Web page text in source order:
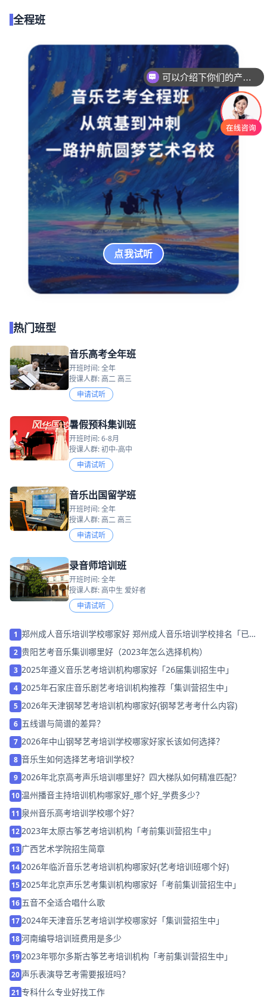
全程班
点我试听
热门班型
音乐高考全年班
开班时间: 全年
授课人群: 高二 高三
申请试听
暑假预科集训班
开班时间: 6-8月
授课人群: 初中-高中
申请试听
音乐出国留学班
开班时间: 全年
授课人群: 高二 高三
申请试听
录音师培训班
开班时间: 全年
授课人群: 高中生 爱好者
申请试听
1 郑州成人音乐培训学校哪家好 郑州成人音乐培训学校排名「已解
决」
2 贵阳艺考音乐集训哪里好（2023年怎么选择机构）
3 2025年遵义音乐艺考培训机构哪家好「26届集训招生中」
4 2025年石家庄音乐剧艺考培训机构推荐「集训营招生中」
5 2026年天津钢琴艺考培训机构哪家好(钢琴艺考考什么内容)
6 五线谱与简谱的差异？
7 2026年中山钢琴艺考培训学校哪家好家长该如何选择？
8 音乐生如何选择艺考培训学校？
9 2026年北京高考声乐培训哪里好？四大梯队如何精准匹配？
10温州播音主持培训机构哪家好_哪个好_学费多少？
11 泉州音乐高考培训学校哪个好？
12 2023年太原古筝艺考培训机构「考前集训营招生中」
13 广西艺术学院招生简章
14 2026年临沂音乐艺考培训机构哪家好(艺考培训班哪个好)
15 2025年北京声乐艺考集训机构哪家好「考前集训营招生中」
16 五音不全适合唱什么歌
17 2024年天津音乐艺考培训学校哪家好「集训营招生中」
18河南编导培训班费用是多少
19 2023年鄂尔多斯古筝艺考培训机构「考前集训营招生中」
20 声乐表演导艺考需要报班吗？
21 专科什么专业好找工作
你们是怎么收费的呢